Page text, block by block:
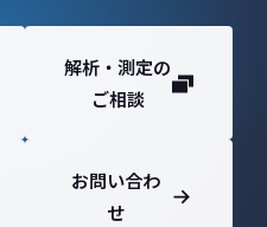
解析・測定の
ご相談
お問い合わ
せ